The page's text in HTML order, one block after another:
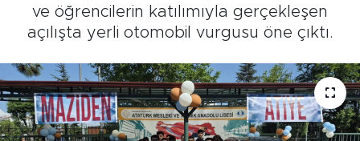
ve öğrencilerin katılımıyla gerçekleşen
açılışta yerli otomobil vurgusu öne çıktı.